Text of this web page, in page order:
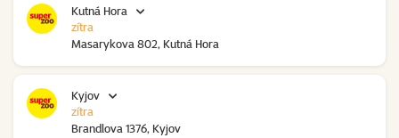
Kutná Hora
Masarykova 802, Kutná Hora
zítra
Kyjov
Brandlova 1376, Kyjov
zítra